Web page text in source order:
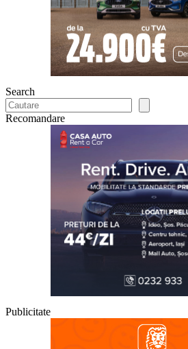
Search
Recomandare
Publicitate